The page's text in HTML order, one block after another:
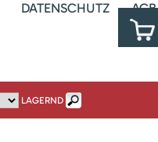
DATENSCHUTZ AGB
LAGERND